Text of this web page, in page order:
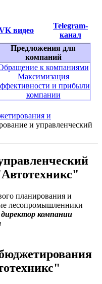
видео
Telegram-
канал
Предложения для
компаний
к компаниями
Максимизация
и прибыли
компании
и
и управленческий
компании